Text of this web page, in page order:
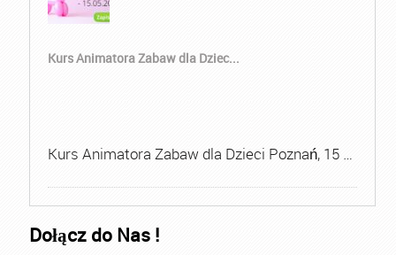
Kurs Animatora Zabaw dla Dziec...
Kurs Animatora Zabaw dla Dzieci Poznań, 15 …
Dołącz do Nas !